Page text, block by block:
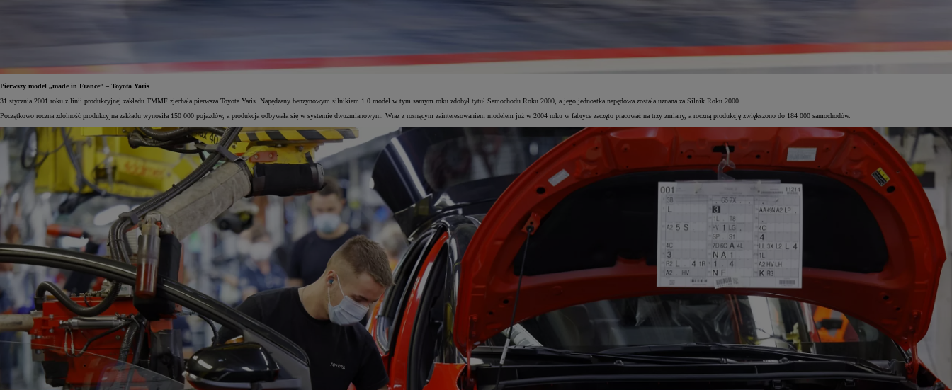
Pierwszy model „made in France” – Toyota Yaris
31 stycznia 2001 roku z linii produkcyjnej zakładu TMMF zjechała pierwsza Toyota Yaris. Napędzany benzynowym silnikiem 1.0 model w tym samym roku zdobył tytuł Samochodu Roku 2000, a jego jednostka napędowa została uznana za Silnik Roku 2000.
Początkowo roczna zdolność produkcyjna zakładu wynosiła 150 000 pojazdów, a produkcja odbywała się w systemie dwuzmianowym. Wraz z rosnącym zainteresowaniem modelem już w 2004 roku w fabryce zaczęto pracować na trzy zmiany, a roczną produkcję zwiększono do 184 000 samochodów.